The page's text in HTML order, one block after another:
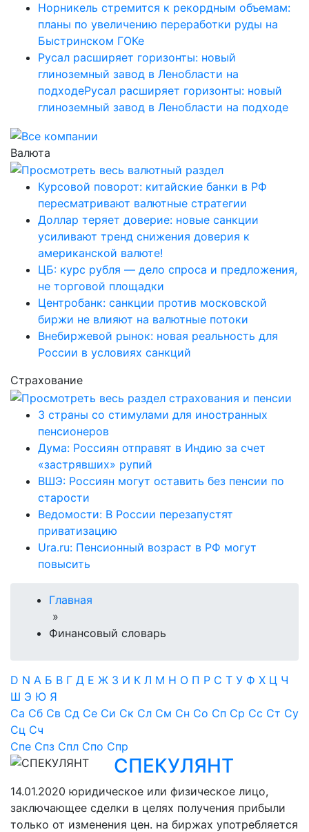
Норникель стремится к рекордным объемам:
планы по увеличению переработки руды на
Быстринском ГОКе
Русал расширяет горизонты: новый
глиноземный завод в Ленобласти на
подходеРусал расширяет горизонты: новый
глиноземный завод в Ленобласти на подходе
Валюта
Курсовой поворот: китайские банки в РФ
пересматривают валютные стратегии
Доллар теряет доверие: новые санкции
усиливают тренд снижения доверия к
американской валюте!
ЦБ: курс рубля — дело спроса и предложения,
не торговой площадки
Центробанк: санкции против московской
биржи не влияют на валютные потоки
Внебиржевой рынок: новая реальность для
России в условиях санкций
Страхование
3 страны со стимулами для иностранных
пенсионеров
Дума: Россиян отправят в Индию за счет
«застрявших» рупий
ВШЭ: Россиян могут оставить без пенсии по
старости
Ведомости: В России перезапустят
приватизацию
Ura.ru: Пенсионный возраст в РФ могут
повысить
Главная
»
Финансовый словарь
D N А Б В Г Д Е Ж З И К Л М Н О П Р С Т У Ф Х Ц Ч
Ш Э Ю Я
Са Сб Св Сд Се Си Ск Сл См Сн Со Сп Ср Сс Ст Су
Сц Сч
Спе Спз Спл Спо Спр
СПЕКУЛЯНТ
14.01.2020 юридическое или физическое лицо,
заключающее сделки в целях получения прибыли
только от изменения цен. на биржах употребляется